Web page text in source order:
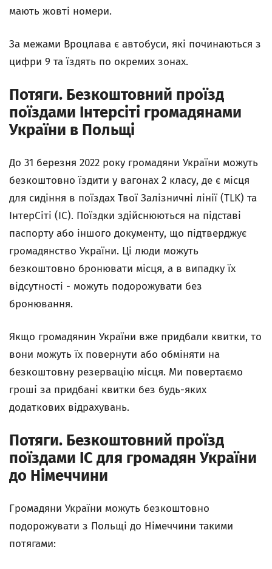
мають жовті номери.
За межами Вроцлава є автобуси, які починаються з
цифри 9 та їздять по окремих зонах.
Потяги. Безкоштовний проїзд
поїздами Iнтерсіті громадянами
України в Польщі
До 31 березня 2022 року громадяни України можуть
безкоштовно їздити у вагонах 2 класу, де є місця
для сидіння в поїздах Твої Залізничні лінії (TLK) та
ІнтерСіті (IC). Поїздки здійснюються на підставі
паспорту або іншого документу, що підтверджує
громадянство України. Ці люди можуть
безкоштовно бронювати місця, а в випадку їх
відсутності - можуть подорожувати без
бронювання.
Якщо громадянин України вже придбали квитки, то
вони можуть їх повернути або обміняти на
безкоштовну резервацію місця. Ми повертаємо
гроші за придбані квитки без будь-яких
додаткових відрахувань.
Потяги. Безкоштовний проїзд
поїздами IC для громадян України
до Німеччини
Громадяни України можуть безкоштовно
подорожувати з Польщі до Німеччини такими
потягами: